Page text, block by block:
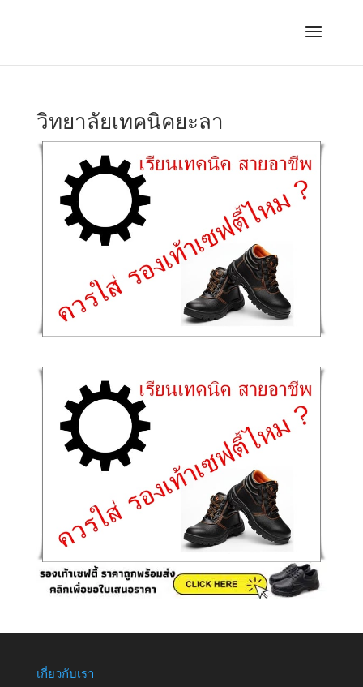
วิทยาลัยเทคนิคยะลา
เกี่ยวกับเรา